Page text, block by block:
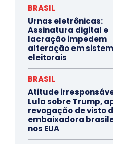
BRASIL
Urnas eletrônicas:
Assinatura digital e
lacração impedem
alteração em
eleitorais
BRASIL
Atitude
Lula sobre Trump,
revogação de visto
embaixadora
nos EUA